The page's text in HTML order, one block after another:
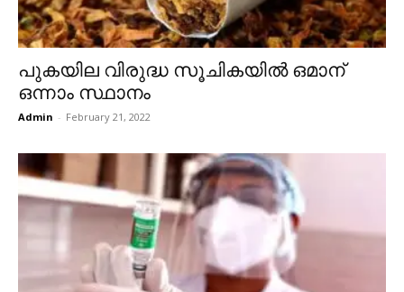
പുകയില വിരുദ്ധ സൂചികയില്‍ ഒമാന്
ഒന്നാം സ്ഥാനം
Admin - February 21, 2022